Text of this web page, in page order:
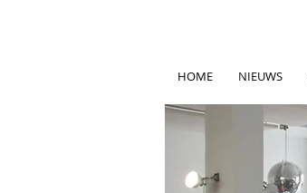
HOME NIEUWS